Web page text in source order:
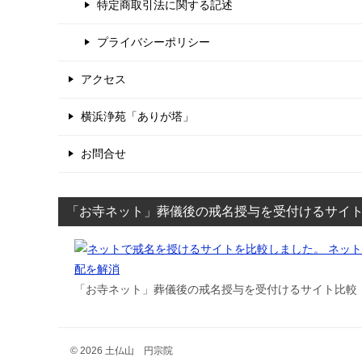
特定商取引法に関する記述
プライバシーポリシー
アクセス
横浜浄苑「ありが塔」
お問合せ
「お寺ネット」葬儀後の戒名授与を受付けるサイ
「お寺ネット」葬儀後の戒名授与を受付けるサイト比較
© 2026 土仏山 円宗院